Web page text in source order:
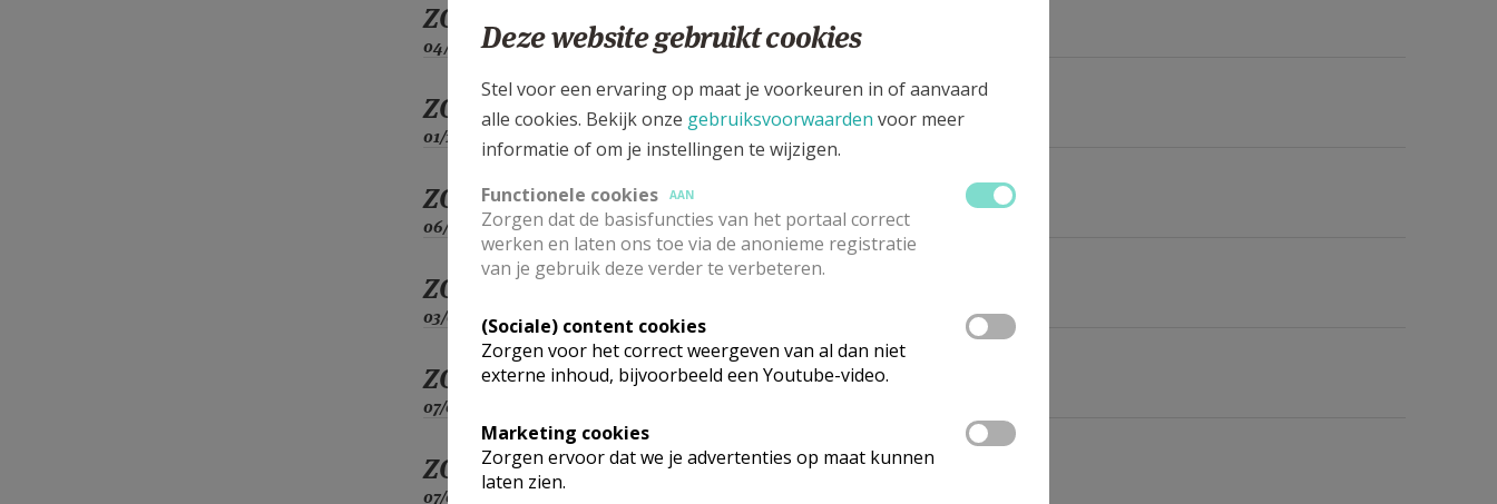
ZO
04/10
11.00 Eucharistie
ZO
01/11
11.00 Eucharistie
ZO
06/12
11.00
ZO
03/01
ZO
07/02
11.00 Eucharistie
ZO
07/03
11.00 Eucharistie
Deze website gebruikt cookies
Stel voor een ervaring op maat je voorkeuren in of aanvaard
alle cookies. Bekijk onze gebruiksvoorwaarden voor meer
informatie of om je instellingen te wijzigen.
Functionele cookies
AAN
Zorgen dat de basisfuncties van het portaal correct
werken en laten ons toe via de anonieme registratie
van je gebruik deze verder te verbeteren.
(Sociale) content cookies
Zorgen voor het correct weergeven van al dan niet
externe inhoud, bijvoorbeeld een Youtube-video.
Marketing cookies
Zorgen ervoor dat we je advertenties op maat kunnen
laten zien.